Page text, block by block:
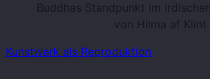
Buddhas Standpunkt im
von Hilma af Klint
Kunstwerk als Reproduktion